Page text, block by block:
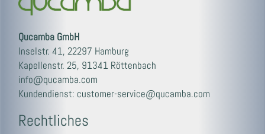
Qucamba GmbH
Inselstr. 41, 22297 Hamburg
Kapellenstr. 25, 91341 Röttenbach
info@qucamba.com
Kundendienst: customer-service@qucamba.com
Rechtliches